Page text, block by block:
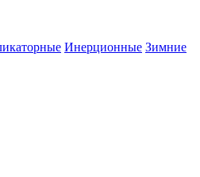
Инерционные Зимние